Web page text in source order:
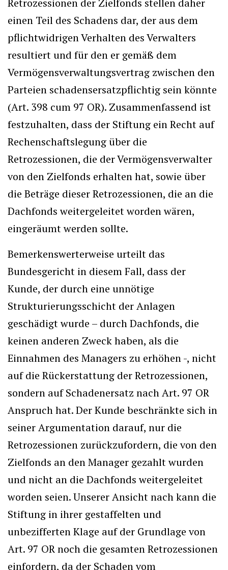
Retrozessionen der Zielfonds stellen daher
einen Teil des Schadens dar, der aus dem
pflichtwidrigen Verhalten des Verwalters
resultiert und für den er gemäß dem
Vermögensverwaltungsvertrag zwischen den
Parteien schadensersatzpflichtig sein könnte
(Art. 398 cum 97 OR). Zusammenfassend ist
festzuhalten, dass der Stiftung ein Recht auf
Rechenschaftslegung über die
Retrozessionen, die der Vermögensverwalter
von den Zielfonds erhalten hat, sowie über
die Beträge dieser Retrozessionen, die an die
Dachfonds weitergeleitet worden wären,
eingeräumt werden sollte.
Bemerkenswerterweise urteilt das
Bundesgericht in diesem Fall, dass der
Kunde, der durch eine unnötige
Strukturierungsschicht der Anlagen
geschädigt wurde – durch Dachfonds, die
keinen anderen Zweck haben, als die
Einnahmen des Managers zu erhöhen -, nicht
auf die Rückerstattung der Retrozessionen,
sondern auf Schadenersatz nach Art. 97 OR
Anspruch hat. Der Kunde beschränkte sich in
seiner Argumentation darauf, nur die
Retrozessionen zurückzufordern, die von den
Zielfonds an den Manager gezahlt wurden
und nicht an die Dachfonds weitergeleitet
worden seien. Unserer Ansicht nach kann die
Stiftung in ihrer gestaffelten und
unbezifferten Klage auf der Grundlage von
Art. 97 OR noch die gesamten Retrozessionen
einfordern, da der Schaden vom